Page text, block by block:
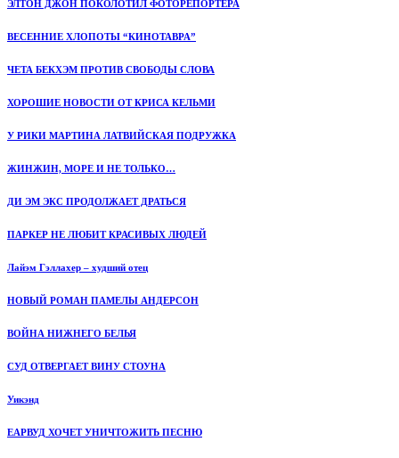
ЭЛТОН ДЖОН ПОКОЛОТИЛ ФОТОРЕПОРТЕРА
ВЕСЕННИЕ ХЛОПОТЫ “КИНОТАВРА”
ЧЕТА БЕКХЭМ ПРОТИВ СВОБОДЫ СЛОВА
ХОРОШИЕ НОВОСТИ ОТ КРИСА КЕЛЬМИ
У РИКИ МАРТИНА ЛАТВИЙСКАЯ ПОДРУЖКА
ЖИНЖИН, МОРЕ И НЕ ТОЛЬКО…
ДИ ЭМ ЭКС ПРОДОЛЖАЕТ ДРАТЬСЯ
ПАРКЕР НЕ ЛЮБИТ КРАСИВЫХ ЛЮДЕЙ
Лайэм Гэллахер – худший отец
НОВЫЙ РОМАН ПАМЕЛЫ АНДЕРСОН
ВОЙНА НИЖНЕГО БЕЛЬЯ
СУД ОТВЕРГАЕТ ВИНУ СТОУНА
Уикэнд
ЕАРВУД ХОЧЕТ УНИЧТОЖИТЬ ПЕСНЮ